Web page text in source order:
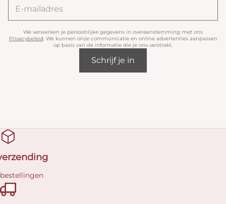
We verwerken je persoonlijke gegevens in overeenstemming met ons
Privacybeleid. We kunnen onze communicatie en online advertenties aanpassen
op basis van de informatie die je ons verstrekt.
Schrijf je in